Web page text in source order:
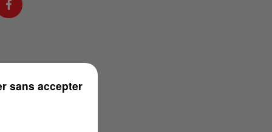
sans accepter